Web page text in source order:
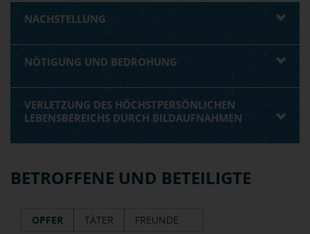
NACHSTELLUNG
NÖTIGUNG UND BEDROHUNG
VERLETZUNG DES HÖCHSTPERSÖNLICHEN
LEBENSBEREICHS DURCH BILDAUFNAHMEN
BETROFFENE UND BETEILIGTE
OPFER TÄTER FREUNDE